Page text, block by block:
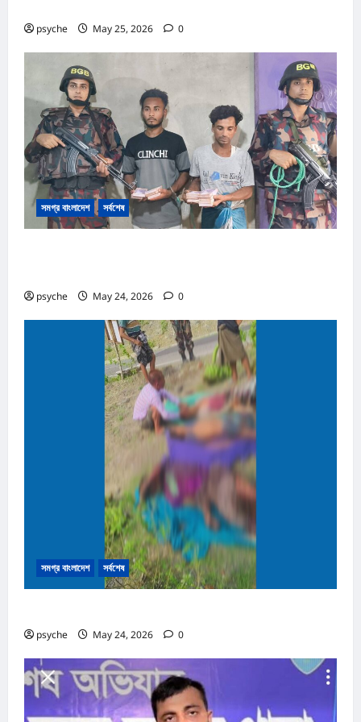
psyche May 25, 2026 0
সমগ্র বাংলাদেশ সর্বশেষ
psyche May 24, 2026 0
সমগ্র বাংলাদেশ সর্বশেষ
psyche May 24, 2026 0